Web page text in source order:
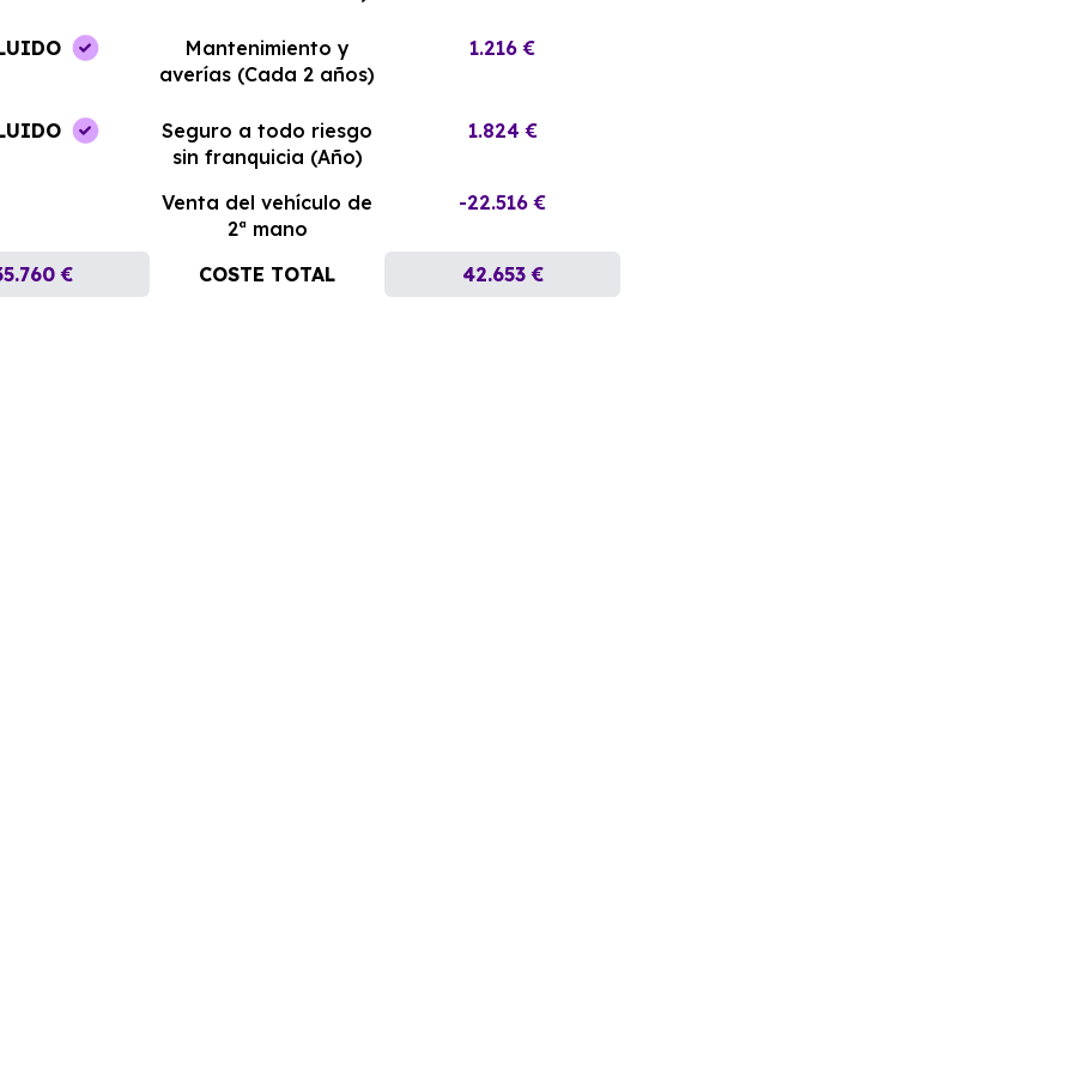
Mantenimiento y
averías (Cada 2 años)
1.216 €
Seguro a todo riesgo
sin franquicia (Año)
1.824 €
Venta del vehículo de
2ª mano
-22.516 €
€ COSTE TOTAL 42.653 €